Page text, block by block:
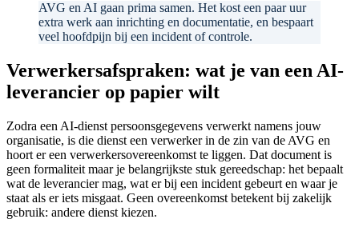
AVG en AI gaan prima samen. Het kost een paar uur
extra werk aan inrichting en documentatie, en bespaart
veel hoofdpijn bij een incident of controle.
Verwerkersafspraken: wat je van een AI-
leverancier op papier wilt
Zodra een AI-dienst persoonsgegevens verwerkt namens jouw
organisatie, is die dienst een verwerker in de zin van de AVG en
hoort er een verwerkersovereenkomst te liggen. Dat document is
geen formaliteit maar je belangrijkste stuk gereedschap: het bepaalt
wat de leverancier mag, wat er bij een incident gebeurt en waar je
staat als er iets misgaat. Geen overeenkomst betekent bij zakelijk
gebruik: andere dienst kiezen.